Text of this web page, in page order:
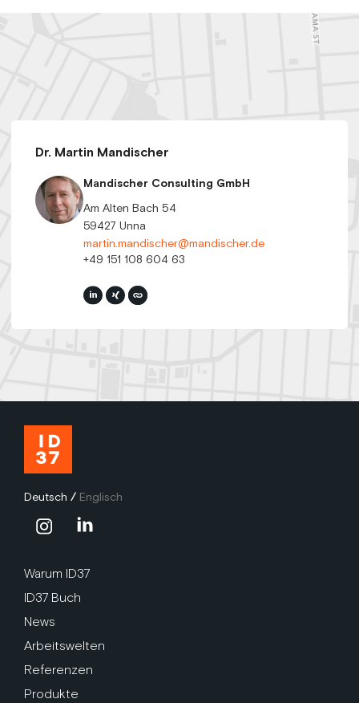
Dr. Martin Mandischer
Mandischer Consulting GmbH
Am Alten Bach 54
59427 Unna
martin.mandischer@mandischer.de
+49 151 108 604 63
Deutsch / Englisch
Warum ID37
ID37 Buch
News
Arbeitswelten
Referenzen
Produkte